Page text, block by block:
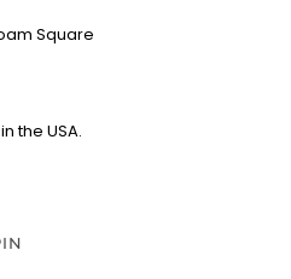
Square
the USA.